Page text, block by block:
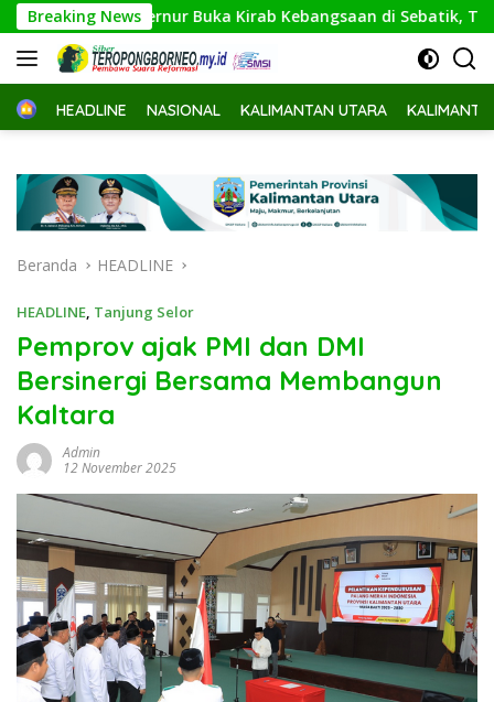
Langsung
ke
konten
Breaking News
Gubernur Buka Kirab Kebangsaan di Sebatik, Tegaskan
HomeHEADLINE NASIONAL KALIMANTAN UTARA
Beranda HEADLINE
HEADLINE, Tanjung Selor
Pemprov ajak PMI dan DMI
Bersinergi Bersama Membangun
Kaltara
Admin
12 November 2025